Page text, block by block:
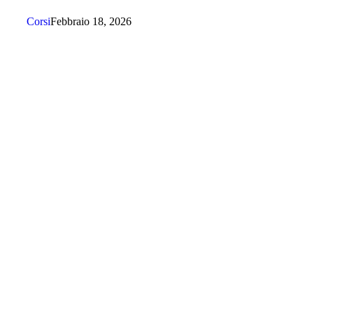
CorsiFebbraio 18, 2026